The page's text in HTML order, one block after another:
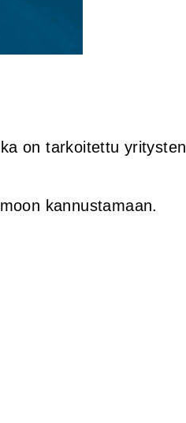
on tarkoitettu yritysten
kannustamaan.